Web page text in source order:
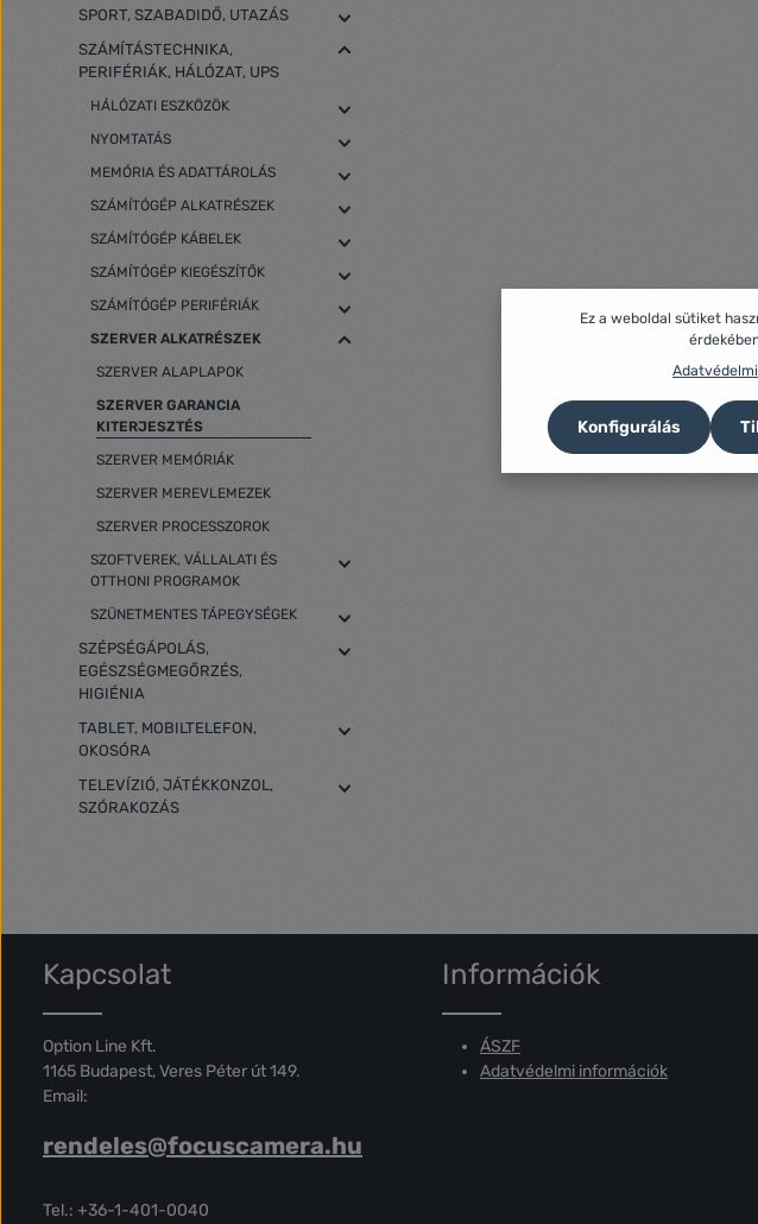
SPORT, SZABADIDŐ, UTAZÁS
SZÁMÍTÁSTECHNIKA,
PERIFÉRIÁK, HÁLÓZAT, UPS
HÁLÓZATI ESZKÖZÖK
NYOMTATÁS
MEMÓRIA ÉS ADATTÁROLÁS
SZÁMÍTÓGÉP ALKATRÉSZEK
SZÁMÍTÓGÉP KÁBELEK
SZÁMÍTÓGÉP KIEGÉSZÍTŐK
SZÁMÍTÓGÉP PERIFÉRIÁK
SZERVER ALKATRÉSZEK
SZERVER ALAPLAPOK
SZERVER GARANCIA
KITERJESZTÉS
SZERVER MEMÓRIÁK
SZERVER MEREVLEMEZEK
SZERVER PROCESSZOROK
SZOFTVEREK, VÁLLALATI ÉS
OTTHONI PROGRAMOK
SZÜNETMENTES TÁPEGYSÉGEK
SZÉPSÉGÁPOLÁS,
EGÉSZSÉGMEGŐRZÉS,
HIGIÉNIA
TABLET, MOBILTELEFON,
OKOSÓRA
TELEVÍZIÓ, JÁTÉKKONZOL,
SZÓRAKOZÁS
Kapcsolat
Option Line Kft.
1165 Budapest, Veres Péter út 149.
Email:
rendeles@focuscamera.hu
Tel.: +36-1-401-0040
Információk
ÁSZF
Adatvédelmi információk
Ez a weboldal sütiket
Konfigurálás